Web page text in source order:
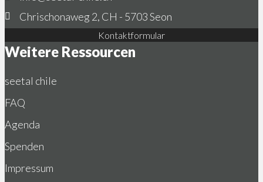
Chrischonaweg 2, CH - 5703 Seon
Kontaktformular
Weitere Ressourcen
seetal chile
FAQ
Agenda
Spenden
Impressum